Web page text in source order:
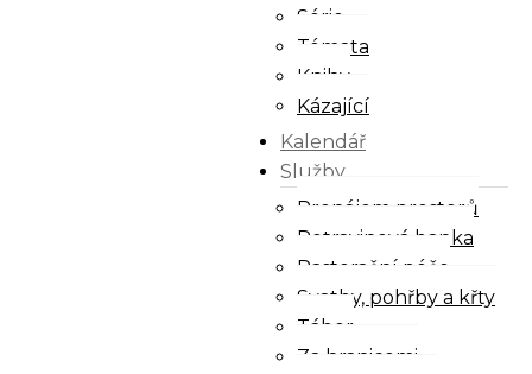
Série
Témata
Knihy
Kázající
Kalendář
Služby
Pronájem prostorů
Potravinová banka
Pastorační péče
Svatby, pohřby a křty
Tábor
Za hranicemi